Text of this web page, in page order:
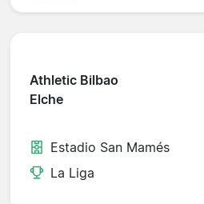
Athletic Bilbao
Elche
Estadio San Mamés
La Liga